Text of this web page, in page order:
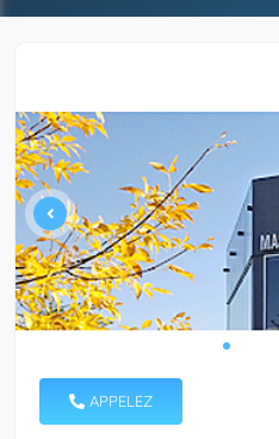
APPELEZ